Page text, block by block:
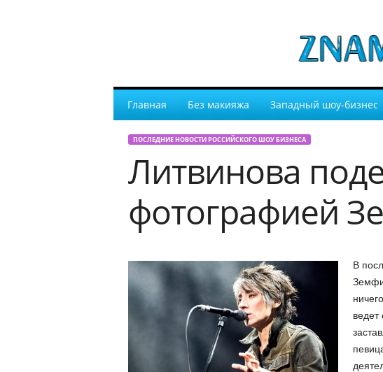
Главная Без макияжа Западный шоу-бизнес
ПОСЛЕДНИЕ НОВОСТИ РОССИЙСКОГО ШОУ БИЗНЕСА
Литвинова
фотографией
В
ведет